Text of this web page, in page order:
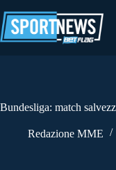
al
contenuto
Bundesliga: match
Redazione MME